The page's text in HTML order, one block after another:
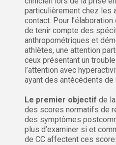
particulièrement chez les
contact. Pour
de tenir compte des
anthropométriques et
athlètes, une attention
ceux présentant un
l’attention avec
ayant des antécédents de
Le premier objectif de
des scores normatifs de
des symptômes
plus d’examiner si et
de CC affectent ces